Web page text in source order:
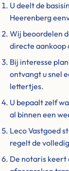
U deelt de
Heerenberg
Wij beoordelen
directe aankoop
Bij interesse
ontvangt u snel
lettertjes.
U bepaalt zelf
al binnen een
Leco Vastgoed
regelt de
De notaris keert